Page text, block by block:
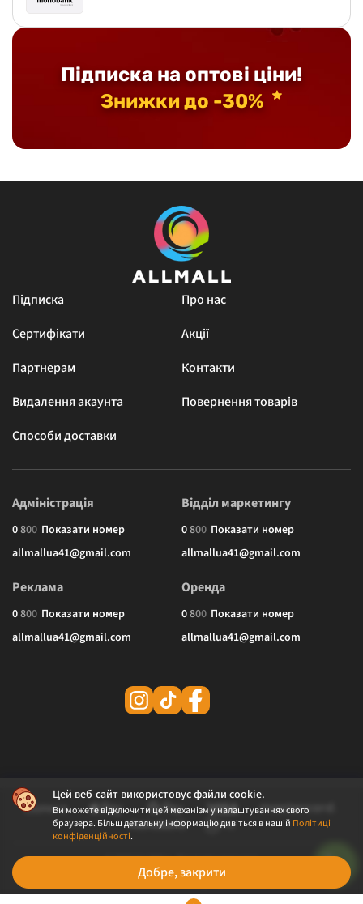
Підписка на оптові ціни!
Знижки до -30%
Цей веб-сайт використовує файли cookie.
Ви можете відключити цей механізм у налаштуваннях свого
браузера. Більш детальну інформацію дивіться в нашій Політиці
конфіденційності.
Добре, закрити
Підписка
Про нас
Сертифікати
Акції
Партнерам
Контакти
Видалення акаунта
Повернення товарів
Способи доставки
Адміністрація
0800 Показати номер
allmallua41@gmail.com
Відділ маркетингу
0800 Показати номер
allmallua41@gmail.com
Реклама
0800 Показати номер
allmallua41@gmail.com
Оренда
0800 Показати номер
allmallua41@gmail.com
© 2026 ALLMALL. Всі права захищені.
Політика конфіденційності